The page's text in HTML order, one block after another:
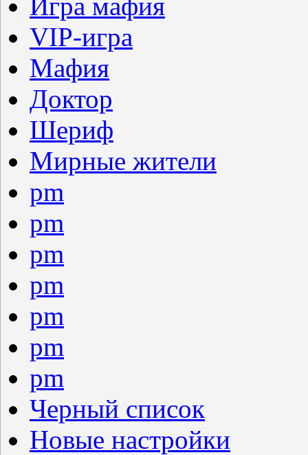
VIP-игра
Мафия
Доктор
Шериф
Мирные жители
pm
pm
pm
pm
pm
pm
pm
Черный список
Новые настройки